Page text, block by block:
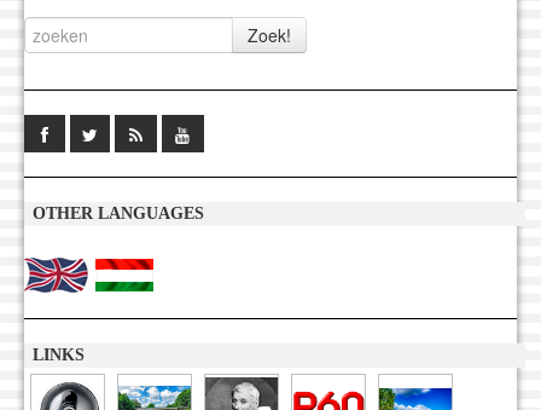
OTHER LANGUAGES
LINKS